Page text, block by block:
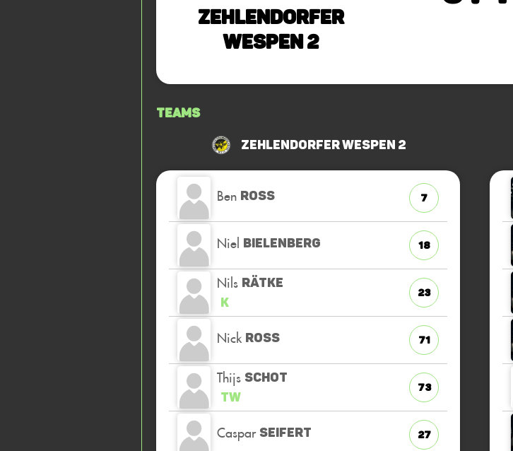
Zehlendorfer
Wespen 2
Teams
Zehlendorfer Wespen 2
Ben ROSS 7
Niel BIELENBERG 18
Nils RÄTKE
K
23
Nick ROSS 71
Thijs SCHOT
TW
73
Caspar SEIFERT 27